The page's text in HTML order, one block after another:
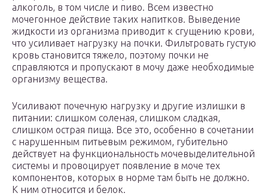
алкоголь, в том числе и пиво. Всем известно
мочегонное действие таких напитков. Выведение
жидкости из организма приводит к сгущению крови,
что усиливает нагрузку на почки. Фильтровать густую
кровь становится тяжело, поэтому почки не
справляются и пропускают в мочу даже необходимые
организму вещества.
Усиливают почечную нагрузку и другие излишки в
питании: слишком соленая, слишком сладкая,
слишком острая пища. Все это, особенно в сочетании
с нарушенным питьевым режимом, губительно
действует на функциональность мочевыделительной
системы и провоцирует появление в моче тех
компонентов, которых в норме там быть не должно.
К ним относится и белок.